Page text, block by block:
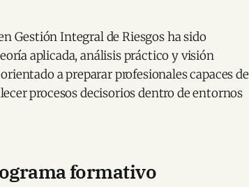
Gestión Integral de Riesgos ha sido
aplicada, análisis práctico y visión
a preparar profesionales capaces de
procesos decisorios dentro de entornos
formativo